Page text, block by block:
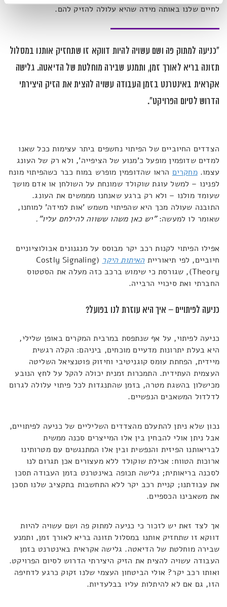
לחיים שלנו באותה מידה שהיא עלולה להזיק להם.
"כניעה למתוק פה ושם עשויה להיות דווקא זו שתחזיק אותנו במסלול
תזונה בריא לאורך זמן, ותמנע שבירה מוחלטת של הדיאטה. גלישה
אקראית באינטרנט בזמן העבודה עשויה להצית את הזיק היצירתי
הדרוש לסיום הפרויקט".
הצדדים החיוביים של הפיתוי נחשפים ביתר עצימות ככל שאנו
למדים שדופמין מופעל כ'מנוע של הציפייה', ולא רק של העונג
עצמו.מחקרים הראו שהדופמין מופרש במוח כבר כשהפיתוי מונח
לפנינו – למשל עוגת שוקולד שמונחת על השולחן או אדם מושך
שעומד מולנו – ולא רק ברגע שאנחנו מממשים את העונג.
התובנה שעולה מכך היא שהפיתוי משמש 'אות למידה' למוחנו,
שאומר לו למעשה:"יש כאן משהו ששווה להילחם עליו".
אפילו הפיתוי לקנות רכב יקר מבוסס על מנגנונים אבולוציוניים
חיוביים, לפי תיאורייתהאיתות היקר
(Costly Signaling
Theory), שגורסת כי שימוש ברכב כזה מעלה את הסטטוס
החברתי ואת סיכויי הרבייה.
כניעה לפיתויים – איך היא עוזרת לנו בפועל?
כניעה לפיתוי, על אף שנתפסת במרבית המקרים באופן שלילי,
היא בעלת יתרונות מדעיים מוכחים, ביניהם: הקלה רגשית
מיידית, הפחתת עומס קוגניטיבי וחיזוק פוטנציאל השליטה
העצמית העתידית. התמכרות זמנית יכולה להקל על לחץ הנובע
מכישלון בהשגת מטרה, בזמן שהתנגדות לכל פיתוי עלולה לגרום
לדלדול המשאבים הנפשיים.
נכון שלא ניתן להתעלם מהצדדים השליליים של כניעה לפיתויים,
אבל ניתן אולי להבחין בין אלו המייצרים סכנה ממשית
לבריאותנו הפיזית והנפשית ובין אלו המתנגשים עם מטרותינו
ארוכות הטווח: אכילת שוקולד ללא מעצורים אכן תגרום לנו
לסכנה בריאותית; גלישה תכופה באינטרנט בזמן העבודה תסכן
את עבודתנו; קניית רכב יקר ללא התחשבות בתקציב שלנו תסכן
את משאבינו הכספיים.
אך לצד זאת יש לזכור כי כניעה למתוק פה ושם עשויה להיות
דווקא זו שתחזיק אותנו במסלול תזונה בריא לאורך זמן, ותמנע
שבירה מוחלטת של הדיאטה. גלישה אקראית באינטרנט בזמן
העבודה עשויה להצית את הזיק היצירתי הדרוש לסיום הפרויקט.
ואותו רכב יקר? אולי הביטחון העצמי שלנו זקוק כרגע לדחיפה
הזו, גם אם לא להיתלות עליו בבלעדיות.